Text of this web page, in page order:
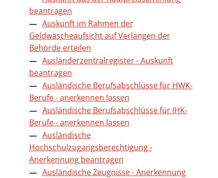
beantragen
Auskunft im Rahmen der
Geldwäscheaufsicht auf Verlangen der
Behörde erteilen
Ausländerzentralregister - Auskunft
beantragen
Ausländische Berufsabschlüsse für HWK-
Berufe - anerkennen lassen
Ausländische Berufsabschlüsse für IHK-
Berufe - anerkennen lassen
Ausländische
Hochschulzugangsberechtigung -
Anerkennung beantragen
Ausländische Zeugnisse - Anerkennung